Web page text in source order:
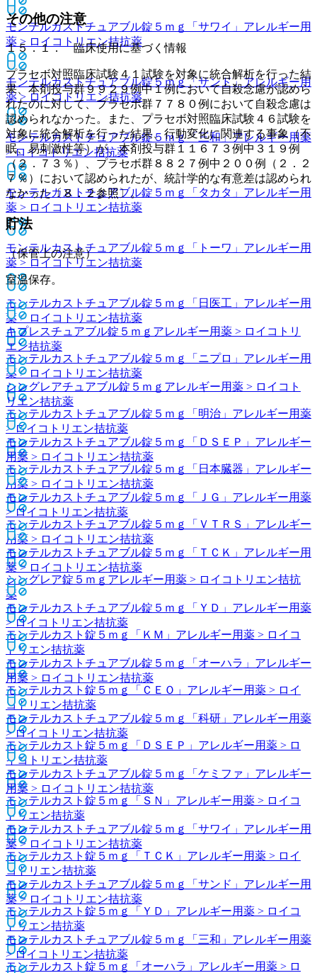
モンテルカストチュアブル錠５ｍｇ「サワイ」 アレルギー用
薬 > ロイコトリエン拮抗薬
モンテルカストチュアブル錠５ｍｇ「サンド」 アレルギー用
薬 > ロイコトリエン拮抗薬
モンテルカストチュアブル錠５ｍｇ「三和」アレルギー用薬
> ロイコトリエン拮抗薬
モンテルカストチュアブル錠５ｍｇ「タカタ」 アレルギー用
薬 > ロイコトリエン拮抗薬
モンテルカストチュアブル錠５ｍｇ「トーワ」 アレルギー用
薬 > ロイコトリエン拮抗薬
モンテルカストチュアブル錠５ｍｇ「日医工」 アレルギー用
薬 > ロイコトリエン拮抗薬
モンテルカストチュアブル錠５ｍｇ「ニプロ」 アレルギー用
薬 > ロイコトリエン拮抗薬
モンテルカストチュアブル錠５ｍｇ「明治」 アレルギー用薬
> ロイコトリエン拮抗薬
モンテルカストチュアブル錠５ｍｇ「日本臓器」 アレルギー
用薬 > ロイコトリエン拮抗薬
モンテルカストチュアブル錠５ｍｇ「ＶＴＲＳ」 アレルギー
用薬 > ロイコトリエン拮抗薬
シングレア錠５ｍｇ アレルギー用薬 > ロイコトリエン拮抗
薬
モンテルカスト錠５ｍｇ「ＫＭ」 アレルギー用薬 > ロイコ
トリエン拮抗薬
モンテルカスト錠５ｍｇ「ＣＥＯ」 アレルギー用薬 > ロイ
コトリエン拮抗薬
モンテルカスト錠５ｍｇ「ＤＳＥＰ」 アレルギー用薬 > ロ
イコトリエン拮抗薬
モンテルカスト錠５ｍｇ「ＳＮ」 アレルギー用薬 > ロイコ
トリエン拮抗薬
モンテルカスト錠５ｍｇ「ＴＣＫ」 アレルギー用薬 > ロイ
コトリエン拮抗薬
モンテルカスト錠５ｍｇ「ＹＤ」 アレルギー用薬 > ロイコ
トリエン拮抗薬
モンテルカスト錠５ｍｇ「オーハラ」 アレルギー用薬 > ロ
その他の注意
１５．１． 臨床使用に基づく情報
プラセボ対照臨床試験４１試験を対象に統合解析を行った結
果、本剤投与群９９２９例中１例において自殺念慮が認めら
れたのに対して、プラセボ群７７８０例において自殺念慮は
認められなかった。また、プラセボ対照臨床試験４６試験を
対象に統合解析を行った結果、行動変化に関連する事象（不
眠、易刺激性等）が、本剤投与群１１６７３例中３１９例
（２．７３％）、プラセボ群８８２７例中２００例（２．２
７％）において認められたが、統計学的な有意差は認められ
なかった〔８．２参照〕。
貯法
（保管上の注意）
室温保存。
キプレスチュアブル錠５ｍｇ アレルギー用薬 > ロイコトリ
エン拮抗薬
シングレアチュアブル錠５ｍｇ アレルギー用薬 > ロイコト
リエン拮抗薬
モンテルカストチュアブル錠５ｍｇ「ＤＳＥＰ」 アレルギー
用薬 > ロイコトリエン拮抗薬
モンテルカストチュアブル錠５ｍｇ「ＪＧ」 アレルギー用薬
> ロイコトリエン拮抗薬
モンテルカストチュアブル錠５ｍｇ「ＴＣＫ」 アレルギー用
薬 > ロイコトリエン拮抗薬
モンテルカストチュアブル錠５ｍｇ「ＹＤ」 アレルギー用薬
> ロイコトリエン拮抗薬
モンテルカストチュアブル錠５ｍｇ「オーハラ」 アレルギー
用薬 > ロイコトリエン拮抗薬
モンテルカストチュアブル錠５ｍｇ「科研」 アレルギー用薬
> ロイコトリエン拮抗薬
モンテルカストチュアブル錠５ｍｇ「ケミファ」 アレルギー
用薬 > ロイコトリエン拮抗薬
モンテルカストチュアブル錠５ｍｇ「サワイ」 アレルギー用
薬 > ロイコトリエン拮抗薬
モンテルカストチュアブル錠５ｍｇ「サンド」 アレルギー用
薬 > ロイコトリエン拮抗薬
モンテルカストチュアブル錠５ｍｇ「三和」 アレルギー用薬
> ロイコトリエン拮抗薬